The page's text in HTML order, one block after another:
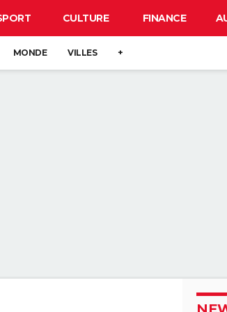
CULTURE FINANCE
MONDE VILLES +